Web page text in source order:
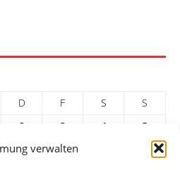
verwalten
D F S
S
2 3 4
5
9 10